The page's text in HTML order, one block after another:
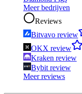
Meer bedrijven
Reviews
Bitvavo review
OKX review
Kraken review
Bybit review
Meer reviews